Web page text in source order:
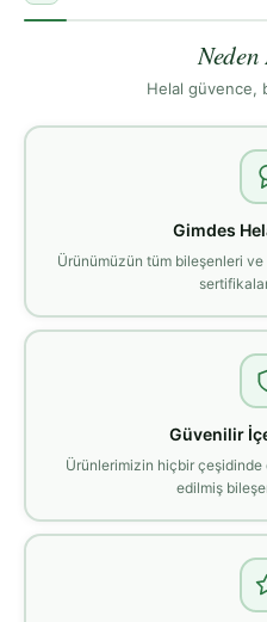
Helal güvence,
Gimdes
Ürünümüzün tüm bileşenleri
Güvenilir
Ürünlerimizin hiçbir çeşidinde
edilmiş